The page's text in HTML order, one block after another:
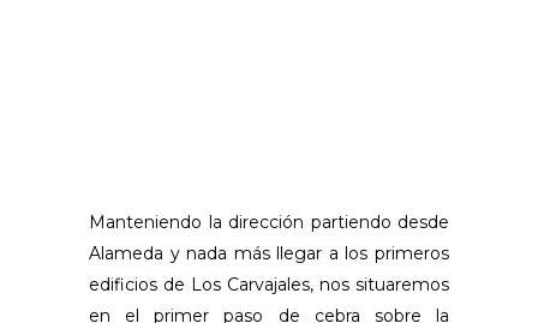
Manteniendo la dirección partiendo desde
Alameda y nada más llegar a los primeros
edificios de Los Carvajales, nos situaremos
en el primer paso de cebra sobre la